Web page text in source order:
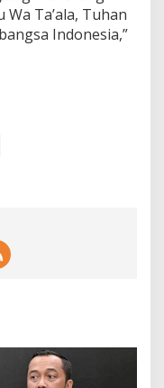
Ta’ala, Tuhan
Indonesia,”